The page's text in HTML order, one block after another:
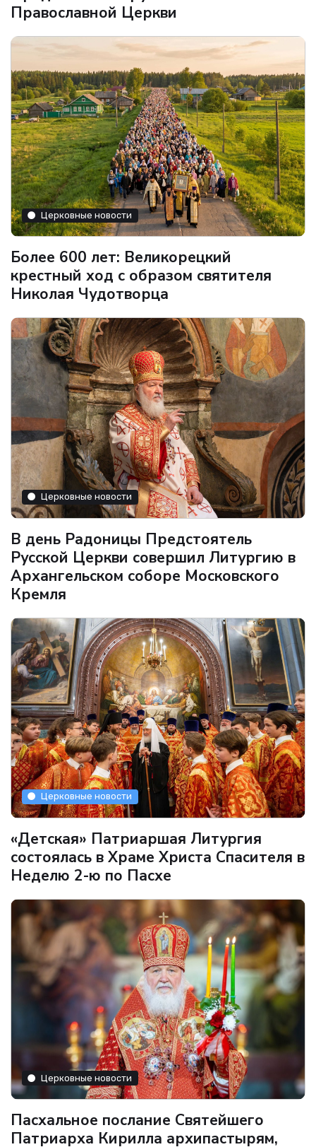
Православной Церкви
Церковные новости
Более 600 лет: Великорецкий
крестный ход с образом святителя
Николая Чудотворца
Церковные новости
В день Радоницы Предстоятель
Русской Церкви совершил Литургию в
Архангельском соборе Московского
Кремля
Церковные новости
«Детская» Патриаршая Литургия
состоялась в Храме Христа Спасителя в
Неделю 2-ю по Пасхе
Церковные новости
Пасхальное послание Святейшего
Патриарха Кирилла архипастырям,